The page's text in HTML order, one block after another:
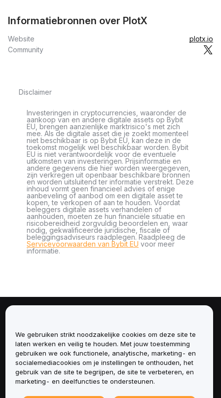
Informatiebronnen over PlotX
Website
plotx.io
Community
Disclaimer
Investeringen in cryptocurrencies, waaronder de
aankoop van en andere digitale assets op Bybit
EU, brengen aanzienlijke marktrisico's met zich
mee. Als de digitale asset die je zoekt momenteel
niet beschikbaar is op Bybit EU, kan deze in de
toekomst mogelijk wel beschikbaar worden. Bybit
EU is niet verantwoordelijk voor de eventuele
uitkomsten van investeringen. Prijsinformatie en
andere gegevens die hier worden weergegeven,
zijn verkregen uit openbaar beschikbare bronnen
en worden uitsluitend ter informatie verstrekt. Deze
inhoud vormt geen financieel advies of enige
aanbeveling of aanbod om een digitale asset te
kopen, te verkopen of aan te houden. Voordat
beleggers digitale assets verhandelen of
aanhouden, moeten ze hun financiële situatie en
risicobereidheid zorgvuldig beoordelen en, waar
nodig, gekwalificeerde juridische, fiscale of
beleggingsadviseurs raadplegen. Raadpleeg de
Servicevoorwaarden van Bybit EU voor meer
informatie.
Diensten
Ondersteuning
We gebruiken strikt noodzakelijke cookies om deze site te
laten werken en veilig te houden. Met jouw toestemming
gebruiken we ook functionele, analytische, marketing- en
socialemediacookies om je instellingen te onthouden, het
gebruik van de site te begrijpen, de site te verbeteren, en
marketing- en deelfuncties te ondersteunen.